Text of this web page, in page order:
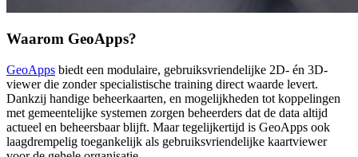
Waarom GeoApps?
GeoApps biedt een modulaire, gebruiksvriendelijke 2D‑ én 3D-
viewer die zonder specialistische training direct waarde levert.
Dankzij handige beheerkaarten, en mogelijkheden tot koppelingen
met gemeentelijke systemen zorgen beheerders dat de data altijd
actueel en beheersbaar blijft. Maar tegelijkertijd is GeoApps ook
laagdrempelig toegankelijk als gebruiksvriendelijke kaartviewer